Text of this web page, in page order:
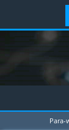
Para-